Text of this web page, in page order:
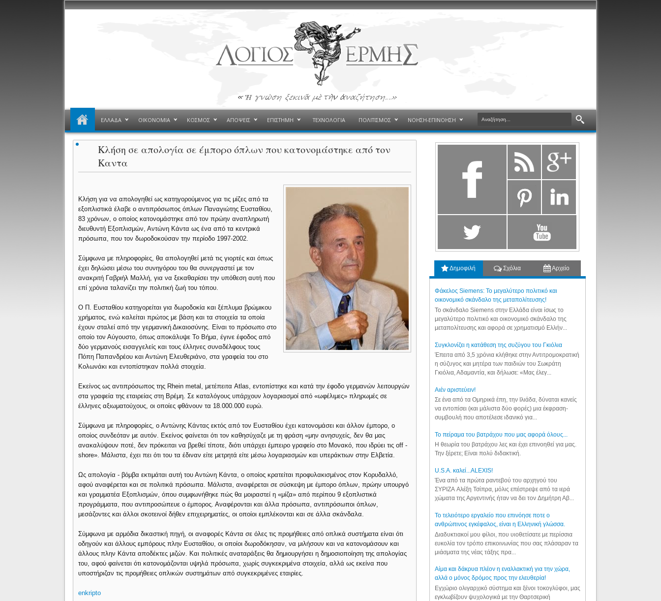
ΕΛΛΑΔΑ ΟΙΚΟΝΟΜΙΑ ΚΟΣΜΟΣ ΑΠΟΨΕΙΣ ΕΠΙΣΤΗΜΗ ΤΕΧΝΟΛΟΓΙΑ ΠΟΛΙΤΙΣΜΟΣ ΝΟΗΣΗ-ΕΠΙΝΟΗΣΗ
Κλήση σε απολογία σε έμπορο όπλων που κατονομάστηκε από τον
Καντα
Κλήση για να απολογηθεί ως κατηγορούμενος για τις μίζες από τα
εξοπλιστικά έλαβε ο αντιπρόσωπος όπλων Παναγιώτης Ευσταθίου,
83 χρόνων, ο οποίος κατονομάστηκε από τον πρώην αναπληρωτή
διευθυντή Εξοπλισμών, Αντώνη Κάντα ως ένα από τα κεντρικά
πρόσωπα, που τον δωροδοκούσαν την περίοδο 1997-2002.
Σύμφωνα με πληροφορίες, θα απολογηθεί μετά τις γιορτές και όπως
έχει δηλώσει μέσω του συνηγόρου του θα συνεργαστεί με τον
ανακριτή Γαβριήλ Μαλλή, για να ξεκαθαρίσει την υπόθεση αυτή που
επί χρόνια ταλανίζει την πολιτική ζωή του τόπου.
Ο Π. Ευσταθίου κατηγορείται για δωροδοκία και ξέπλυμα βρώμικου
χρήματος, ενώ καλείται πρώτος με βάση και τα στοιχεία τα οποία
έχουν σταλεί από την γερμανική Δικαιοσύνης. Είναι το πρόσωπο στο
οποίο τον Αύγουστο, όπως αποκάλυψε Το Βήμα, έγινε έφοδος από
δύο γερμανούς εισαγγελείς και τους έλληνες συναδέλφους τους
Πόπη Παπανδρέου και Αντώνη Ελευθεριάνο, στα γραφεία του στο
Κολωνάκι και εντοπίστηκαν πολλά στοιχεία.
Εκείνος ως αντιπρόσωπος της Rhein metal, μετέπειτα Atlas, εντοπίστηκε και κατά την έφοδο γερμανών λειτουργών
στα γραφεία της εταιρείας στη Βρέμη. Σε καταλόγους υπάρχουν λογαριασμοί από «ωφέλιμες» πληρωμές σε
έλληνες αξιωματούχους, οι οποίες φθάνουν τα 18.000.000 ευρώ.
Σύμφωνα με πληροφορίες, ο Αντώνης Κάντας εκτός από τον Ευσταθίου έχει κατονομάσει και άλλον έμπορο, ο
οποίος συνδεόταν με αυτόν. Εκείνος φαίνεται ότι τον καθησύχαζε με τη φράση «μην ανησυχείς, δεν θα μας
ανακαλύψουν ποτέ, δεν πρόκειται να βρεθεί τίποτε, διότι υπάρχει έμπειρο γραφείο στο Μονακό, που ιδρύει τις off -
shore». Μάλιστα, έχει πει ότι του τα έδιναν είτε μετρητά είτε μέσω λογαριασμών και υπεράκτιων στην Ελβετία.
Ως απολογία - βόμβα εκτιμάται αυτή του Αντώνη Κάντα, ο οποίος κρατείται προφυλακισμένος στον Κορυδαλλό,
αφού αναφέρεται και σε πολιτικά πρόσωπα. Μάλιστα, αναφέρεται σε σύσκεψη με έμπορο όπλων, πρώην υπουργό
και γραμματέα Εξοπλισμών, όπου συμφωνήθηκε πώς θα μοιραστεί η «μίζα» από περίπου 9 εξοπλιστικά
προγράμματα, που αντιπροσώπευε ο έμπορος. Αναφέρονται και άλλα πρόσωπα, αντιπρόσωποι όπλων,
μεσάζοντες και άλλοι σκοτεινοί δήθεν επιχειρηματίες, οι οποίοι εμπλέκονται και σε άλλα σκάνδαλα.
Σύμφωνα με αρμόδια δικαστική πηγή, οι αναφορές Κάντα σε όλες τις προμήθειες από οπλικά συστήματα είναι ότι
οδηγούν και άλλους εμπόρους πλην Ευσταθίου, οι οποίοι δωροδόκησαν, να μιλήσουν και να κατονομάσουν και
άλλους πλην Κάντα αποδέκτες μιζών. Και πολιτικές αναταράξεις θα δημιουργήσει η δημοσιοποίηση της απολογίας
του, αφού φαίνεται ότι κατονομάζονται υψηλά πρόσωπα, χωρίς συγκεκριμένα στοιχεία, αλλά ως εκείνα που
υποστήριζαν τις προμήθειες οπλικών συστημάτων από συγκεκριμένες εταιρίες.
enkripto
Δημοφιλή Σχόλια Αρχείο
Φάκελος Siemens: Το μεγαλύτερο πολιτικό και
οικονομικό σκάνδαλο της μεταπολίτευσης!
Το σκάνδαλο Siemens στην Ελλάδα είναι ίσως το
μεγαλύτερο πολιτικό και οικονομικό σκάνδαλο της
μεταπολίτευσης και αφορά σε χρηματισμό Ελλήν...
Συγκλονίζει η κατάθεση της συζύγου του Γκιόλια
Έπειτα από 3,5 χρόνια κλήθηκε στην Αντιτρομοκρατική
η σύζυγος και μητέρα των παιδιών του Σωκράτη
Γκιόλια, Αδαμαντία, και δήλωσε: «Μας έλεγ...
Aιέν αριστεύειν!
Σε ένα από τα Ομηρικά έπη, την Ιλιάδα, δύναται κανείς
να εντοπίσει (και μάλιστα δύο φορές) μια έκφραση-
συμβουλή που αποτέλεσε ιδανικό για...
Το πείραμα του βατράχου που μας αφορά όλους...
Η θεωρία του βατράχου λες και έχει επινοηθεί για μας.
Την ξέρετε; Είναι πολύ διδακτική.
U.S.A. καλεί...ALEXIS!
Ένα από τα πρώτα ραντεβού του αρχηγού του
ΣΥΡΙΖΑ Αλέξη Τσίπρα, μόλις επέστρεψε από τα ιερά
χώματα της Αργεντινής ήταν να δει τον Δημήτρη Αβ...
Το τελειότερο εργαλείο που επινόησε ποτε ο
ανθρώπινος εγκέφαλος, είναι η Ελληνική γλώσσα.
Διαδυκτιακοί μου φίλοι, που υιοθετίσατε με περίσσια
ευκολία τον τρόπο επικοινωνίας που σας πλάσαραν τα
μιάσματα της νέας τάξης πρα...
Αίμα και δάκρυα πλέον η εναλλακτική για την χώρα,
αλλά ο μόνος δρόμος προς την ελευθερία!
Εγχώριο ολιγαρχικό σύστημα και ξένοι τοκογλύφοι, μας
εγκλωβίζουν ψυχολογικά με την Θαρτσερική